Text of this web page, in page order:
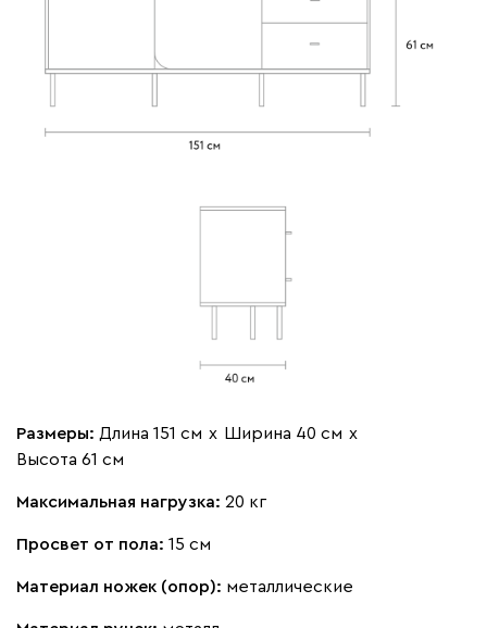
Размеры: Длина 151 см х Ширина 40 см х
Высота 61 см
Максимальная нагрузка: 20 кг
Просвет от пола: 15 см
Материал ножек (опор): металлические